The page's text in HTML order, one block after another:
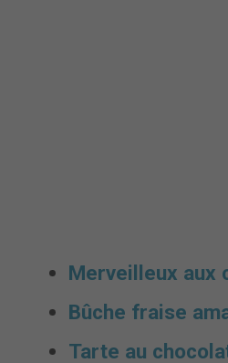
Merveilleux aux
Bûche fraise
Tarte au